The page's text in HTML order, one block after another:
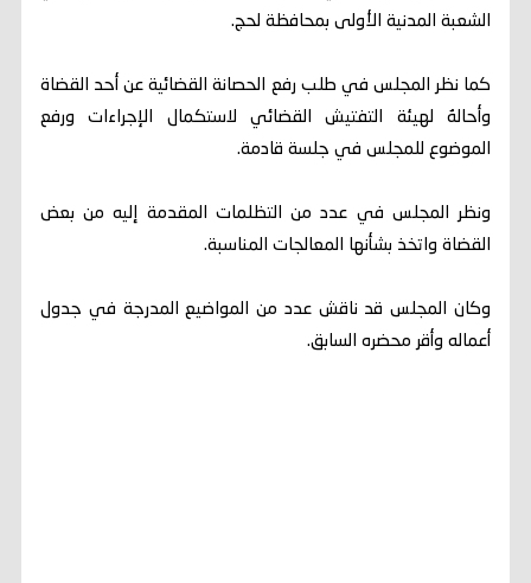
الشعبة المدنية الأولى بمحافظة لحج.
كما نظر المجلس في طلب رفع الحصانة القضائية عن أحد القضاة
وأحالهُ لهيئة التفتيش القضائي لاستكمال الإجراءات ورفع
الموضوع للمجلس في جلسة قادمة.
ونظر المجلس في عدد من التظلمات المقدمة إليه من بعض
القضاة واتخذ بشأنها المعالجات المناسبة.
وكان المجلس قد ناقش عدد من المواضيع المدرجة في جدول
أعماله وأقر محضره السابق.